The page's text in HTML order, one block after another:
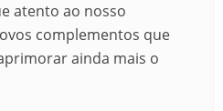
atento ao nosso
complementos que
ainda mais o